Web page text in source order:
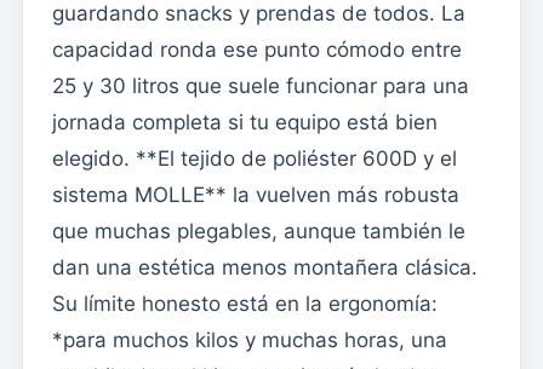
guardando snacks y prendas de todos. La
capacidad ronda ese punto cómodo entre
25 y 30 litros que suele funcionar para una
jornada completa si tu equipo está bien
elegido. **El tejido de poliéster 600D y el
sistema MOLLE** la vuelven más robusta
que muchas plegables, aunque también le
dan una estética menos montañera clásica.
Su límite honesto está en la ergonomía:
*para muchos kilos y muchas horas, una